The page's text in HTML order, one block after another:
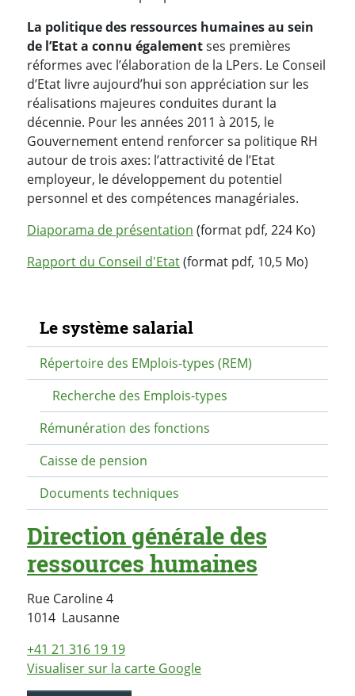
La politique des ressources humaines au sein
de l’Etat a connu égalementses premières
réformes avec l’élaboration de la LPers. Le Conseil
d’Etat livre aujourd’hui son appréciation sur les
réalisations majeures conduites durant la
décennie. Pour les années 2011 à 2015, le
Gouvernement entend renforcer sa politique RH
autour de trois axes: l’attractivité de l’Etat
employeur, le développement du potentiel
personnel et des compétences managériales.
Diaporama de présentation (format pdf, 224 Ko)
Rapport du Conseil d'Etat(format pdf, 10,5 Mo)
Navigation secondaire
Le système salarial
Répertoire des EMplois-types (REM)
Recherche des Emplois-types
Rémunération des fonctions
Caisse de pension
Documents techniques
Direction générale des
ressources humaines
Rue Caroline 4
1014 LausanneSuisse
+41 21 316 19 19
Visualiser sur la carte Google